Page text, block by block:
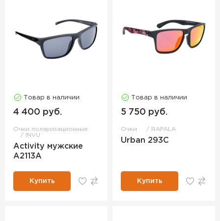
Товар в наличии
4 400 руб.
Очки поляризационные
INVU
Activity мужские
A2113A
Купить
Товар в наличии
5 750 руб.
Очки RAPALA
Urban 293C
Купить